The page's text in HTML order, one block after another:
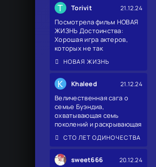
T Torivit 21.12.24
Посмотрела фильм НОВАЯ
ЖИЗНЬ Достоинства:
Хорошая игра актеров,
которых не так
НОВАЯ ЖИЗНЬ
K Khaleed 21.12.24
Величественная сага о
семье Буэндиа,
охватывающая семь
поколений и раскрывающая
СТО ЛЕТ ОДИНОЧЕСТВА
sweet666 20.12.24